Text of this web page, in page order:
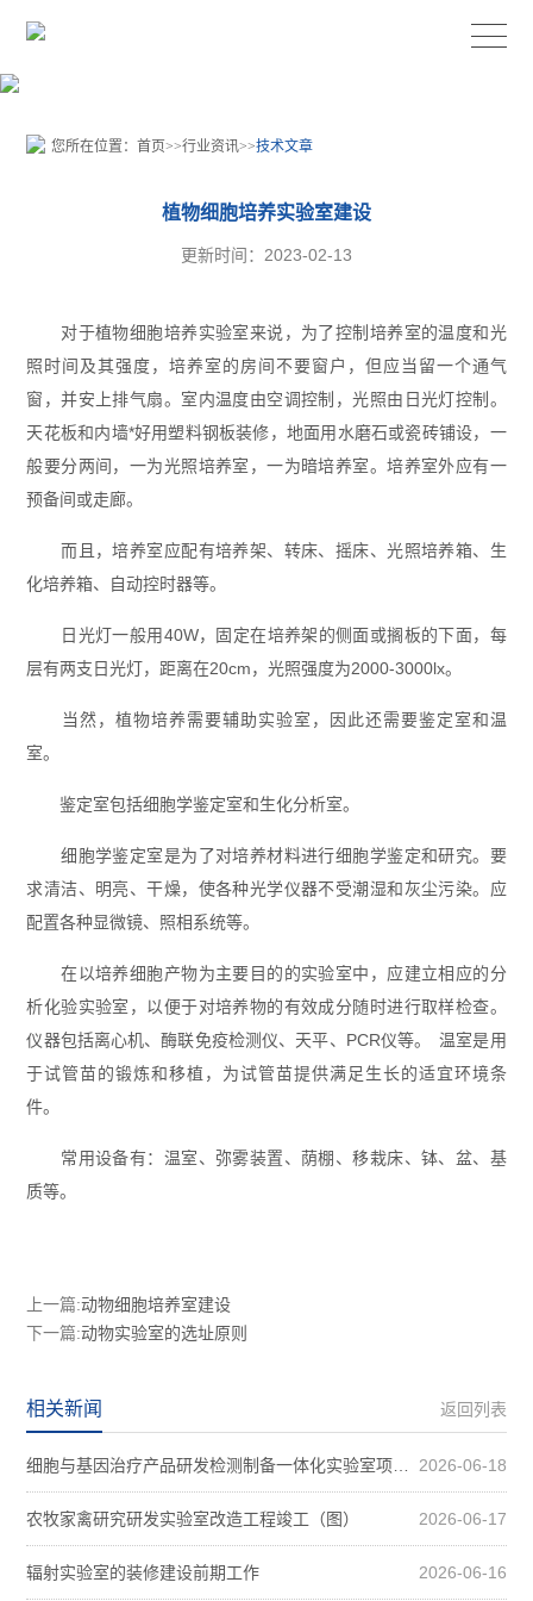
您所在位置：首页>>行业资讯>>技术文章
植物细胞培养实验室建设
更新时间：2023-02-13
对于植物细胞培养实验室来说，为了控制培养室的温度和光
照时间及其强度，培养室的房间不要窗户，但应当留一个通气
窗，并安上排气扇。室内温度由空调控制，光照由日光灯控制。
天花板和内墙*好用塑料钢板装修，地面用水磨石或瓷砖铺设，一
般要分两间，一为光照培养室，一为暗培养室。培养室外应有一
预备间或走廊。
而且，培养室应配有培养架、转床、摇床、光照培养箱、生
化培养箱、自动控时器等。
日光灯一般用40W，固定在培养架的侧面或搁板的下面，每
层有两支日光灯，距离在20cm，光照强度为2000-3000lx。
当然，植物培养需要辅助实验室，因此还需要鉴定室和温
室。
鉴定室包括细胞学鉴定室和生化分析室。
细胞学鉴定室是为了对培养材料进行细胞学鉴定和研究。要
求清洁、明亮、干燥，使各种光学仪器不受潮湿和灰尘污染。应
配置各种显微镜、照相系统等。
在以培养细胞产物为主要目的的实验室中，应建立相应的分
析化验实验室，以便于对培养物的有效成分随时进行取样检查。
仪器包括离心机、酶联免疫检测仪、天平、PCR仪等。 温室是用
于试管苗的锻炼和移植，为试管苗提供满足生长的适宜环境条
件。
常用设备有：温室、弥雾装置、荫棚、移栽床、钵、盆、基
质等。
上一篇:动物细胞培养室建设
下一篇:动物实验室的选址原则
返回列表
相关新闻
2026-06-18
细胞与基因治疗产品研发检测制备一体化实验室项目装修案例图
2026-06-17
农牧家禽研究研发实验室改造工程竣工（图）
2026-06-16
辐射实验室的装修建设前期工作